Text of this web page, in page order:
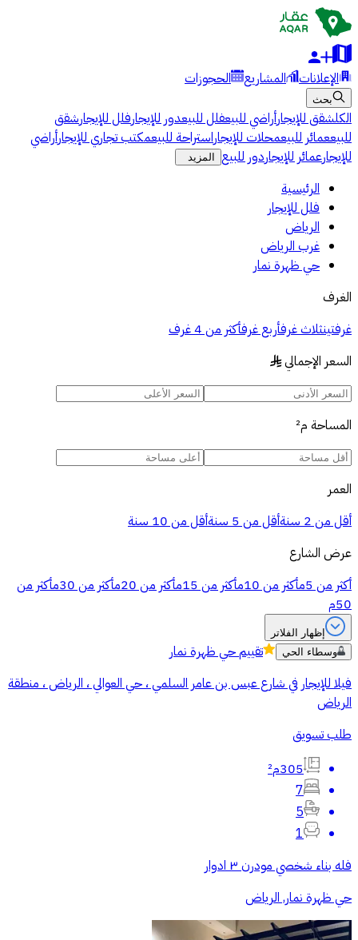
الإعلانات المشاريع الحجوزات
بحث
الكلشقق للإيجارأراضي للبيعفلل للبيعدور للإيجارفلل للإيجارشقق
للبيععمائر للبيعمحلات للإيجاراستراحة للبيعمكتب تجاري للإيجارأراضي
للإيجارعمائر للإيجاردور للبيع المزيد
الرئيسية
فلل للإيجار
الرياض
غرب الرياض
حي ظهرة نمار
الغرف
غرفتينثلاث غرفأربع غرفأكثر من 4 غرف
السعر الإجمالي §
المساحة م²
العمر
أقل من 2 سنة
أقل من 5 سنة
أقل من 10 سنة
عرض الشارع
أكثر من 5م
أكثر من 10م أكثر من 15م أكثر من 20م أكثر من 30م
أكثر من
50م
إظهار الفلاتر
وسطاء الحي
تقييمحي ظهرة نمار
فيلا للإيجار في شارع عبس بن عامر السلمي ، حي العوالي ، الرياض ، منطقة
الرياض
طلب تسويق
305م²
7
5
1
فله بناء شخصي مودرن ٣ ادوار
حي ظهرة نمار, الرياض